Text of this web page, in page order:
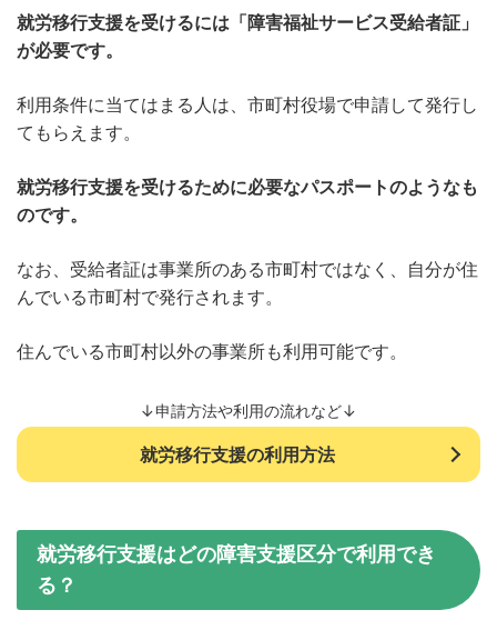
就労移行支援を受けるには「障害福祉サービス受給者証」
が必要です。
利用条件に当てはまる人は、市町村役場で申請して発行し
てもらえます。
就労移行支援を受けるために必要なパスポートのようなも
のです。
なお、受給者証は事業所のある市町村ではなく、自分が住
んでいる市町村で発行されます。
住んでいる市町村以外の事業所も利用可能です。
↓申請方法や利用の流れなど↓
就労移行支援の利用方法
就労移行支援はどの障害支援区分で利用でき
る？